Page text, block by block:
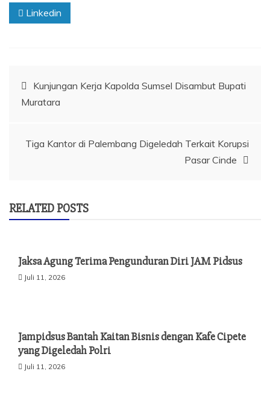
Linkedin
Navigasi
pos
Kunjungan Kerja Kapolda Sumsel Disambut Bupati
Muratara
Tiga Kantor di Palembang Digeledah Terkait Korupsi
Pasar Cinde
RELATED POSTS
Jaksa Agung Terima Pengunduran Diri JAM Pidsus
Juli 11, 2026
Jampidsus Bantah Kaitan Bisnis dengan Kafe Cipete
yang Digeledah Polri
Juli 11, 2026